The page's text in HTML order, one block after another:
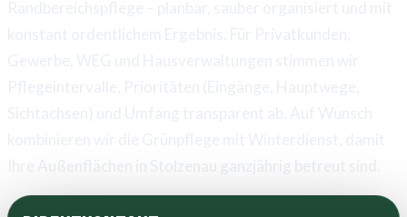
Ihre Außenflächen in Stolzenau ganzjährig betreut sind.